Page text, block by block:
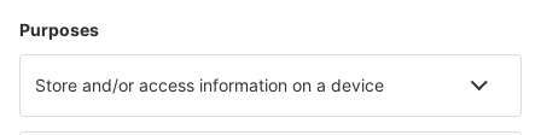
Hotels in Botswana - Beliebte Städte